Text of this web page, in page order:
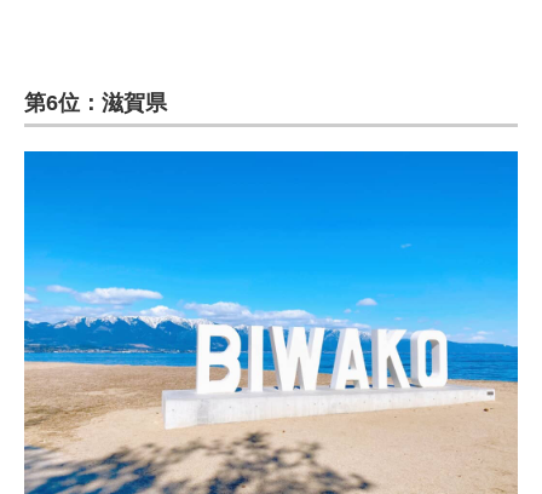
エネルギーの専門メディア
第6位：滋賀県